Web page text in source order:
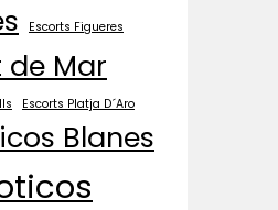
Escorts Figueres
de Mar
Escorts Platja D´Aro
Blanes